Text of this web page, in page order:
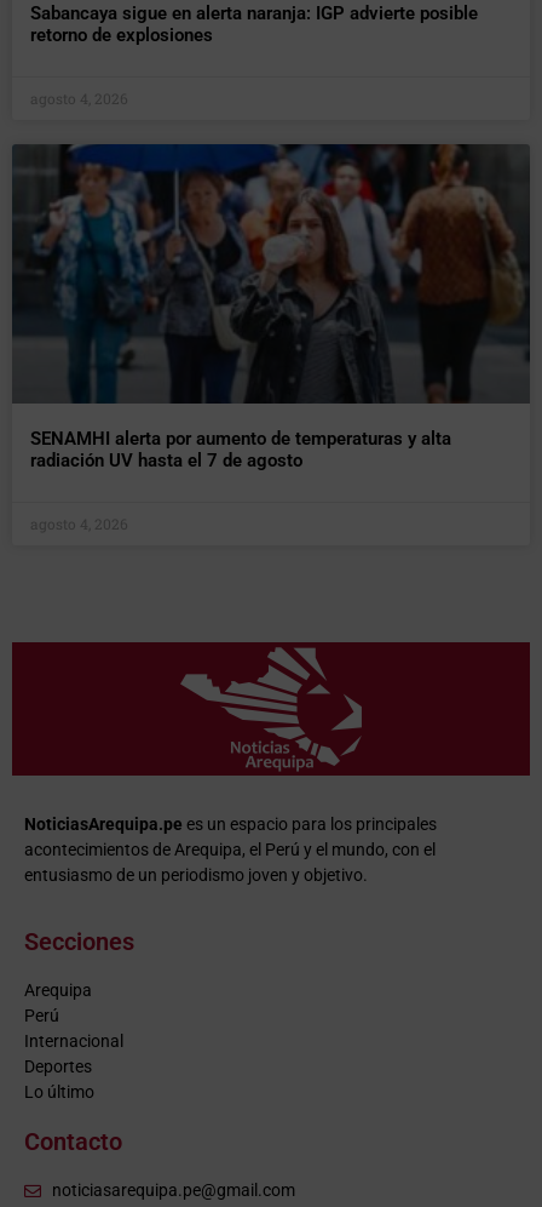
Sabancaya sigue en alerta naranja: IGP advierte posible
retorno de explosiones
agosto 4, 2026
SENAMHI alerta por aumento de temperaturas y alta
radiación UV hasta el 7 de agosto
agosto 4, 2026
NoticiasArequipa.pe es un espacio para los principales
acontecimientos de Arequipa, el Perú y el mundo, con el
entusiasmo de un periodismo joven y objetivo.
Secciones
Arequipa
Perú
Internacional
Deportes
Lo último
Contacto
noticiasarequipa.pe@gmail.com